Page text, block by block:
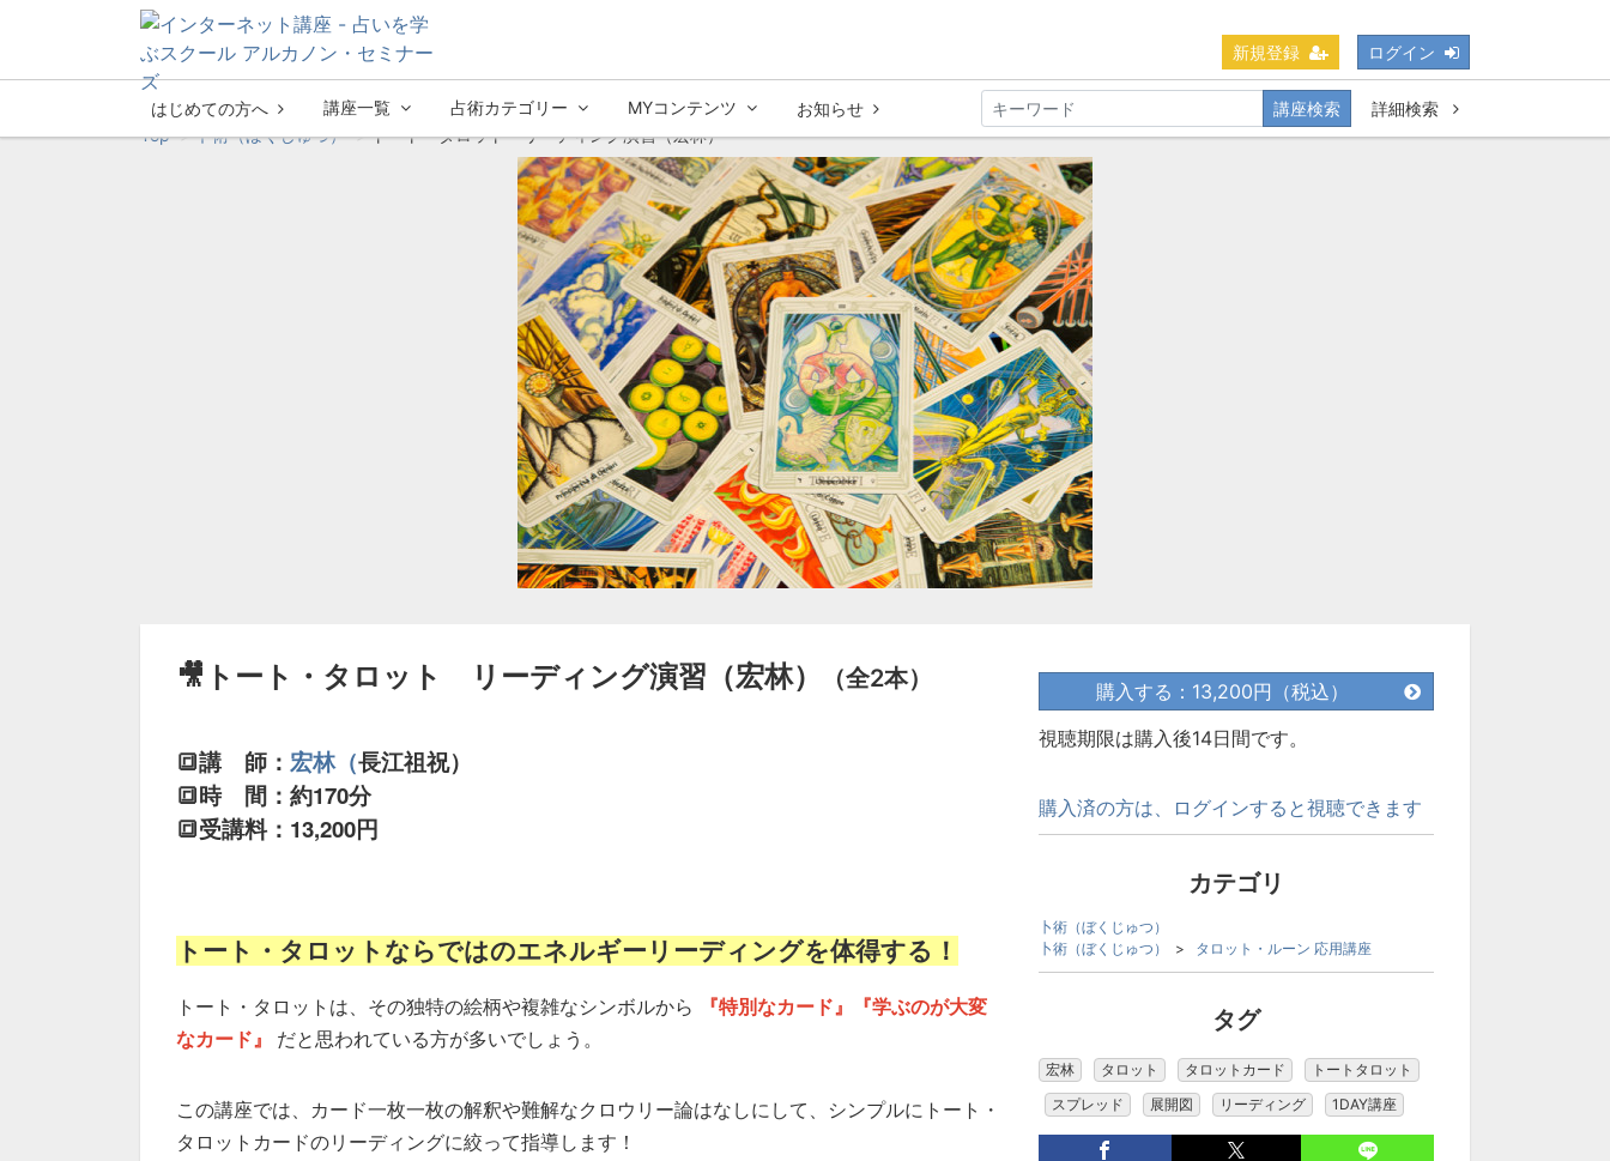
新規登録 ログイン
はじめての方へ 講座一覧 占術カテゴリー MYコンテンツ お知らせ 講座検索
詳細検索
Top
卜術（ぼくじゅつ） トート・タロット リーディング演習（宏林）
🎥トート・タロット リーディング演習（宏林） （全2本）
🔳講 師： 宏林（長江祖祝）
🔳時 間：約170分
🔳受講料： 13,200円
トート・タロットならではのエネルギーリーディングを体得する！
トート・タロットは、その独特の絵柄や複雑なシンボルから
『特別なカード』『学ぶのが大変
なカード』 だと思われている方が多いでしょう。
この講座では、カード一枚一枚の解釈や難解なクロウリー論はなしにして、シンプルにトート・
タロットカードのリーディングに絞って指導します！
購入する：13,200円（税込）
視聴期限は購入後14日間です。
購入済の方は、ログインすると視聴できます
カテゴリ
卜術（ぼくじゅつ）
卜術（ぼくじゅつ）
> タロット・ルーン 応用講座
タグ
宏林 タロット タロットカード
トートタロット
スプレッド
展開図 リーディング 1DAY講座